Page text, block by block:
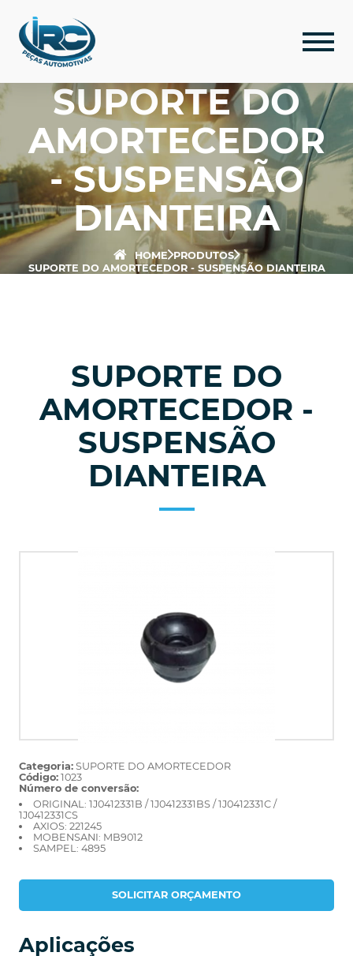
SUPORTE DO
AMORTECEDOR
- SUSPENSÃO
DIANTEIRA
HOME PRODUTOS
SUPORTE DO AMORTECEDOR - SUSPENSÃO DIANTEIRA
SUPORTE DO
AMORTECEDOR -
SUSPENSÃO
DIANTEIRA
Categoria: SUPORTE DO AMORTECEDOR
Código: 1023
Número de conversão:
ORIGINAL: 1J0412331B / 1J0412331BS / 1J0412331C /
1J0412331CS
AXIOS: 221245
MOBENSANI: MB9012
SAMPEL: 4895
SOLICITAR ORÇAMENTO
Aplicações